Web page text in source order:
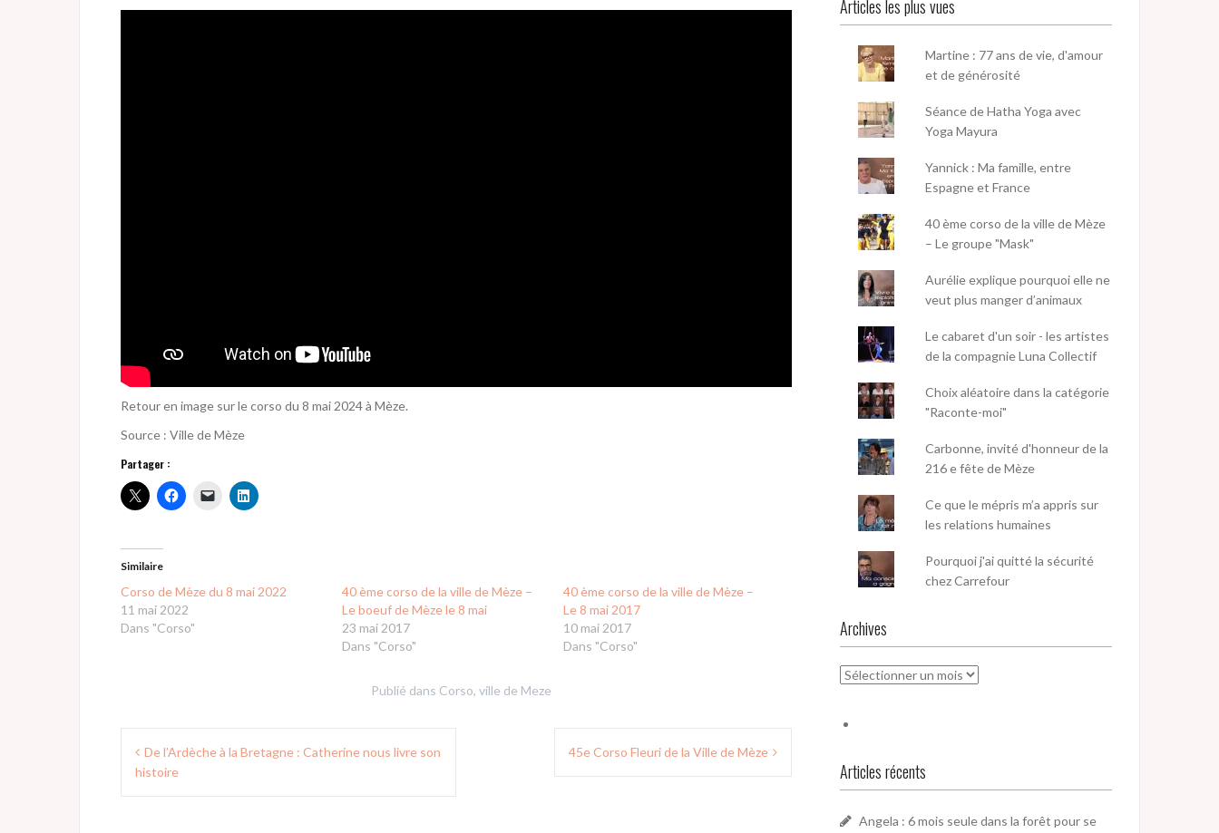
Retour en image sur le corso du 8 mai 2024 à Mèze.
Source : Ville de Mèze
Partager :
Similaire
Corso de Mèze du 8 mai 2022
11 mai 2022
Dans "Corso"
40 ème corso de la ville de Mèze –
Le boeuf de Mèze le 8 mai
23 mai 2017
Dans "Corso"
40 ème corso de la ville de Mèze –
Le 8 mai 2017
10 mai 2017
Dans "Corso"
Publié dans Corso, ville de Meze
Navigation
deDe l’Ardèche à la Bretagne : Catherine nous livre son
histoire
45e Corso Fleuri de la Ville de Mèze
Articles les plus vues
Martine : 77 ans de vie, d'amour
et de générosité
Séance de Hatha Yoga avec
Yoga Mayura
Yannick : Ma famille, entre
Espagne et France
40 ème corso de la ville de Mèze
– Le groupe "Mask"
Aurélie explique pourquoi elle ne
veut plus manger d’animaux
Le cabaret d'un soir - les artistes
de la compagnie Luna Collectif
Choix aléatoire dans la catégorie
"Raconte-moi"
Carbonne, invité d'honneur de la
216 e fête de Mèze
Ce que le mépris m’a appris sur
les relations humaines
Pourquoi j'ai quitté la sécurité
chez Carrefour
Archives
Archives
Articles récents
Angela : 6 mois seule dans la forêt pour se